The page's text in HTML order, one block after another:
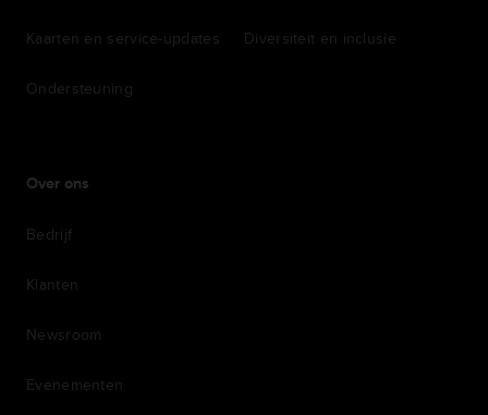
Kaarten en service-updates
Ondersteuning
Diversiteit en inclusie
Over ons
Bedrijf
Klanten
Newsroom
Evenementen